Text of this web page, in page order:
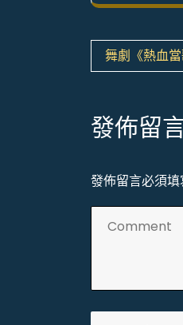
文
章
導
覽
舞劇《熱血
發佈留
發佈留言必須